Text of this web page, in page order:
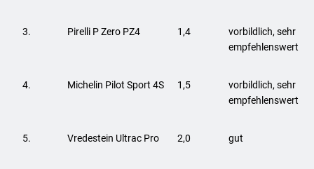
3. Pirelli P Zero PZ4 1,4
vorbildlich, sehr
empfehlenswert
4. Michelin Pilot Sport 4S 1,5
vorbildlich, sehr
empfehlenswert
5. Vredestein Ultrac Pro 2,0 gut